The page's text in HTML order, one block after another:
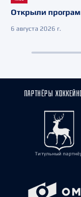
Открыли
6 августа 2026 г.
ПАРТНЁРЫ
Титульный